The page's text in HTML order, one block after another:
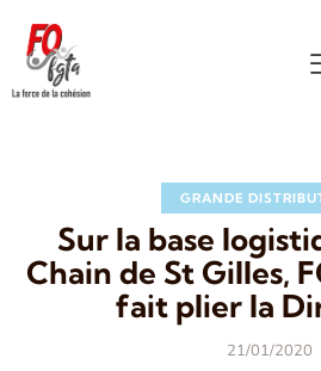
GRANDE
Sur la base
Chain de St Gilles,
fait plier la
21/01/2020